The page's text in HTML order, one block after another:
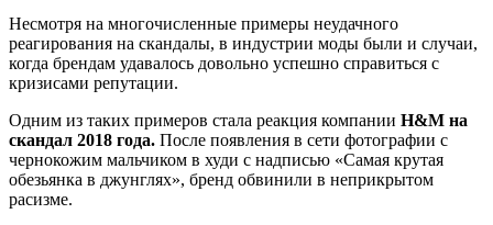
Несмотря на многочисленные примеры неудачного
реагирования на скандалы, в индустрии моды были и случаи,
когда брендам удавалось довольно успешно справиться с
кризисами репутации.
Одним из таких примеров стала реакция компании H&M на
скандал 2018 года. После появления в сети фотографии с
чернокожим мальчиком в худи с надписью «Самая крутая
обезьянка в джунглях», бренд обвинили в неприкрытом
расизме.